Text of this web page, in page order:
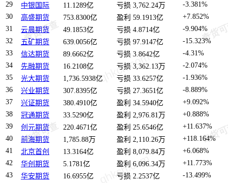
29
中银国际 11.1289亿 亏损 3,762.24万
-3.381%
30
高盛期货 753.8300亿 盈利 59.1913亿
+7.852%
31
云晨期货 49.1853亿 亏损 4.8714亿
-9.904%
32
五矿期货 639.0056亿 亏损 97.9147亿
-15.323%
33
信达期货 89.6662亿 亏损 3.8642亿
-4.31%
34
先融期货 16.2108亿 亏损 3,362.13万
-2.074%
35
光大期货 1,736.5938亿 亏损 33.6257亿
-1.936%
36
兴业期货 307.8395亿 亏损 27.3651亿
-8.889%
37
兴证期货 380.4910亿 盈利 34.5940亿
+9.092%
38
冠通期货 33.5290亿 盈利 2,976.81万
+0.888%
39
创元期货 220.4671亿 盈利 25.6546亿
+11.637%
40
前海期货 1,785.88万 盈利 2,110.26万
+118.164%
41
北京首创 13.3164亿 盈利 8,079.84万
+6.068%
42
华创期货 5.1781亿 盈利 6,096.34万
+11.773%
43
华安期货 16.6955亿 亏损 2.2537亿
-13.499%